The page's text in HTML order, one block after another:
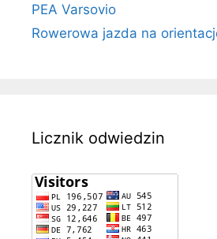
PEA Varsovio
Rowerowa jazda na
Licznik odwiedzin